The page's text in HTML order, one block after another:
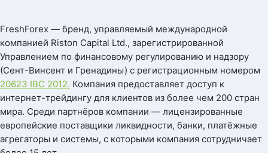
FreshForex — бренд, управляемый международной
компанией Riston Capital Ltd., зарегистрированной
Управлением по финансовому регулированию и надзору
(Сент-Винсент и Гренадины) с регистрационным номером
20623 IBC 2012. Компания предоставляет доступ к
интернет-трейдингу для клиентов из более чем 200 стран
мира. Среди партнёров компании — лицензированные
европейские поставщики ликвидности, банки, платёжные
агрегаторы и системы, с которыми компания сотрудничает